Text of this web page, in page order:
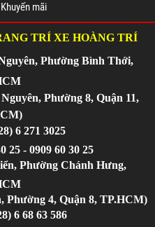
Khuyến mãi
TRÍ XE HOÀNG TRÍ
Phường Bình Thới,
Phường 8, Quận 11,
6 271 3025
25 - 0909 60 30 25
Phường Chánh Hưng,
Phường 4, Quận 8, TP.HCM)
6 68 63 586